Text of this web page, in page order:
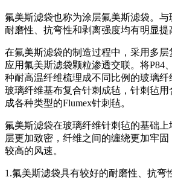
氟美斯滤袋也称为涂层氟美斯滤袋。
耐磨性、抗弯性和剥离强度均有明显提
在氟美斯滤袋的制造过程中，采用多层
应用氟美斯滤袋颗粒渗透交联。将P84
种耐高温纤维梳理成不同比例的玻璃
玻璃纤维基布复合针刺成毡，针刺毡
成各种类型的Flumex针刺毡。
氟美斯滤袋在玻璃纤维针刺毡的基础上
层更加致密，纤维之间的缠绕更加牢
较高的风速。
1.氟美斯滤袋具有较好的耐磨性、抗弯